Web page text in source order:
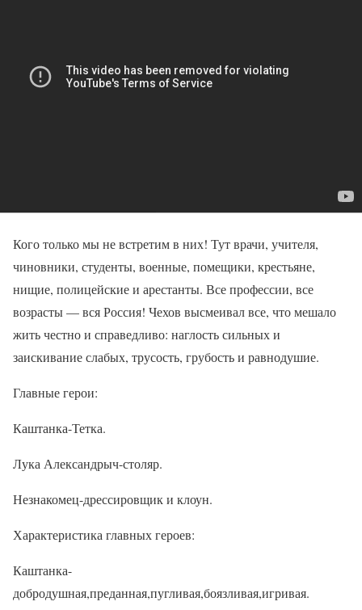
Кого только мы не встретим в них! Тут врачи, учителя,
чиновники, студенты, военные, помещики, крестьяне,
нищие, полицейские и арестанты. Все профессии, все
возрасты — вся Россия! Чехов высмеивал все, что мешало
жить честно и справедливо: наглость сильных и
заискивание слабых, трусость, грубость и равнодушие.
Главные герои:
Каштанка-Тетка.
Лука Александрыч-столяр.
Незнакомец-дрессировщик и клоун.
Характеристика главных героев:
Каштанка-
добродушная,преданная,пугливая,боязливая,игривая.